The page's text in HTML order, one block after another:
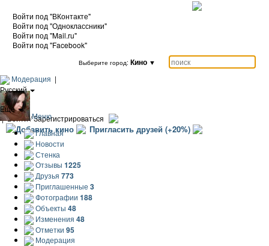
Войти под "ВКонтакте"
Войти под "Одноклассники"
Войти под "Mail.ru"
Войти под "Facebook"
Выберите город: Кино ▼
Модерация |
Русский
|
Еще
|Войти / Зарегистрироваться
Добавить кино Пригласить друзей (+20%)
Меню
Главная
Новости
Стенка
Отзывы 1225
Друзья 773
Приглашенные 3
Фотографии 188
Объекты 48
Изменения 48
Отметки 95
Модерация